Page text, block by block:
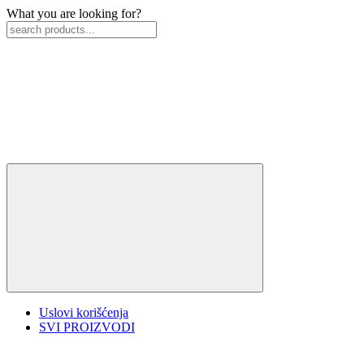
What you are looking for?
Uslovi korišćenja
SVI PROIZVODI